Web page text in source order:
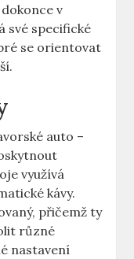
v‍
své specifické
se ⁣orientovat⁣
auto –
využívá
kávy.
‌přičemž ‍ty
‍různé
nastavení